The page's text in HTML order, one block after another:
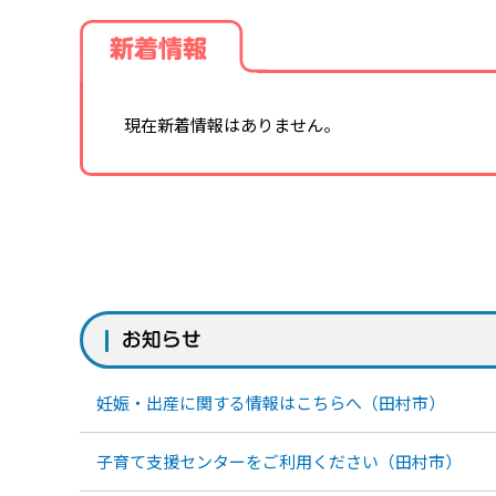
新着情報
現在新着情報はありません。
お知らせ
妊娠・出産に関する情報はこちらへ（田村市）
子育て支援センターをご利用ください（田村市）